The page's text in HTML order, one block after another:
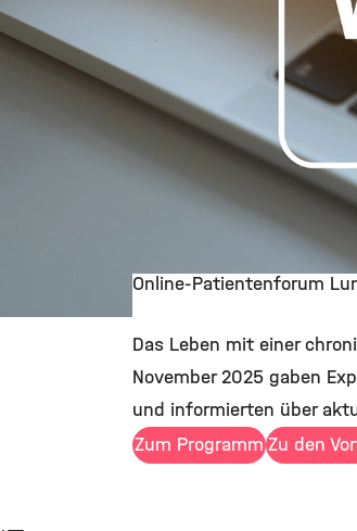
Online-Patientenforum
Das Leben mit einer
November 2025 gaben
und informierten über
Zum ProgrammZu den